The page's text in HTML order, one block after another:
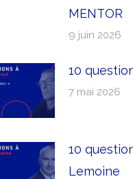
MENTOR
9 juin 2026
10
7 mai 2026
10
Lemoine